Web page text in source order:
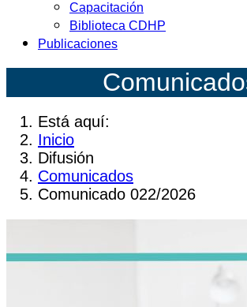
Capacitación
Biblioteca CDHP
Publicaciones
Co
Está aquí:
Inicio
Difusión
Comunicados
Comunicado 022/2026